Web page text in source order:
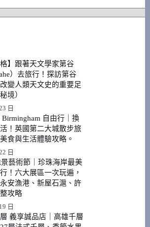
格】跟著天文學家第谷
）去旅行！探訪第谷
變人類天文史的重要足
境）
日
自由行｜換
！英國第二大城散步旅
食與生活體驗攻略。
日
藝術節｜珍珠海岸最美
！六大展區一次玩遍，
安漁港、新屋石滬、許
攻略
日
義享誠品店｜高雄千層